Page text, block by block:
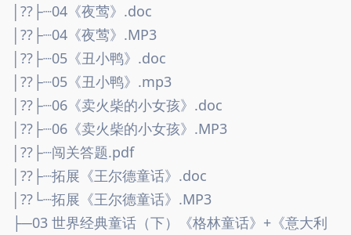
│??├┈04《夜莺》.doc
│??├┈04《夜莺》.MP3
│??├┈05《丑小鸭》.doc
│??├┈05《丑小鸭》.mp3
│??├┈06《卖火柴的小女孩》.doc
│??├┈06《卖火柴的小女孩》.MP3
│??├┈闯关答题.pdf
│??├┈拓展《王尔德童话》.doc
│??└┈拓展《王尔德童话》.MP3
├─03 世界经典童话（下）《格林童话》+《意大利